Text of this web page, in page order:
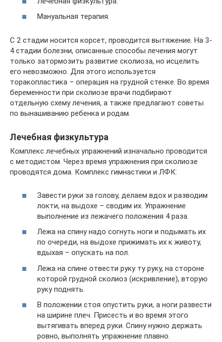
Мануальная терапия.
С 2 стадии носится корсет, проводится вытяжение. На 3-
4 стадии болезни, описанные способы лечения могут
только затормозить развитие сколиоза, но исцелить
его невозможно. Для этого используется
торакопластика – операция на грудной стенке. Во время
беременности при сколиозе врачи подбирают
отдельную схему лечения, а также предлагают советы
по вынашиванию ребенка и родам.
Лечебная физкультура
Комплекс лечебных упражнений изначально проводится
с методистом. Через время упражнения при сколиозе
проводятся дома. Комплекс гимнастики и ЛФК:
Завести руки за голову, делаем вдох и разводим
локти, на выдохе – сводим их. Упражнение
выполнение из лежачего положения 4 раза.
Лежа на спину надо согнуть ноги и подымать их
по очереди, на выдохе прижимать их к животу,
вдыхая – опускать на пол.
Лежа на спине отвести руку ту руку, на стороне
которой грудной сколиоз (искривление), вторую
руку поднять.
В положении стоя опустить руки, а ноги развести
на ширине плеч. Присесть и во время этого
вытягивать вперед руки. Спину нужно держать
ровно, выполнять упражнение плавно.